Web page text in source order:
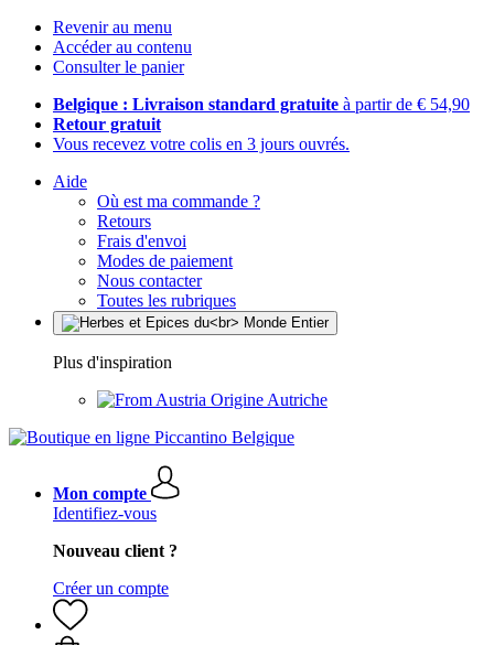
Revenir au menu
Accéder au contenu
Consulter le panier
Belgique : Livraison standard gratuite à partir de € 54,90
Retour gratuit
Vous recevez votre colis en 3 jours ouvrés.
Aide
Où est ma commande ?
Retours
Frais d'envoi
Modes de paiement
Nous contacter
Toutes les rubriques
Plus d'inspiration
Origine Autriche
Mon compte
Identifiez-vous
Nouveau client ?
Créer un compte